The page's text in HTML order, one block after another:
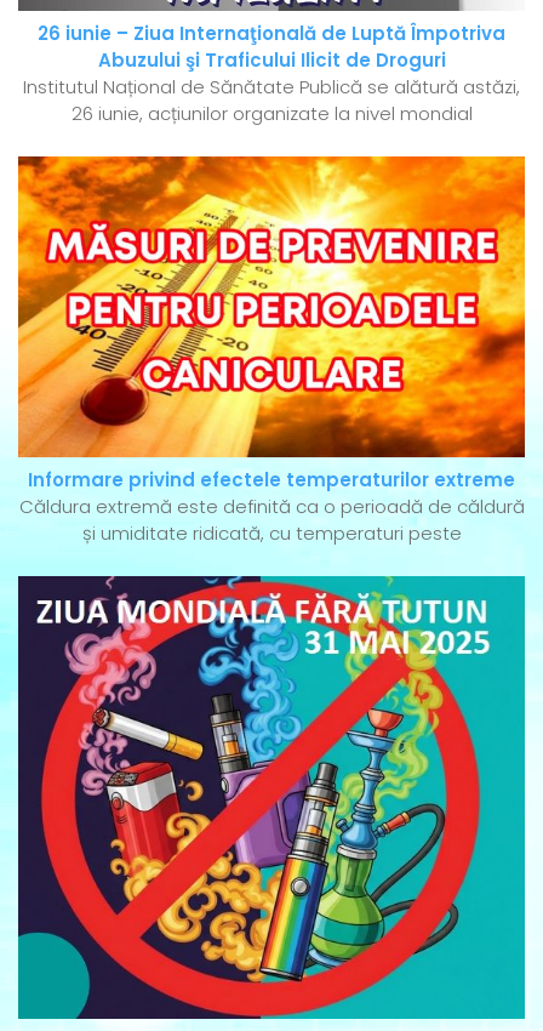
26 iunie – Ziua Internaţională de Luptă Împotriva
Abuzului şi Traficului Ilicit de Droguri
Institutul Național de Sănătate Publică se alătură astăzi,
26 iunie, acțiunilor organizate la nivel mondial
Informare privind efectele temperaturilor extreme
Căldura extremă este definită ca o perioadă de căldură
și umiditate ridicată, cu temperaturi peste